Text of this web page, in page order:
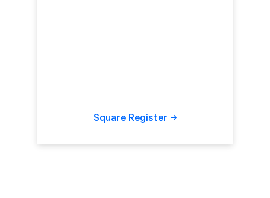
Square Register